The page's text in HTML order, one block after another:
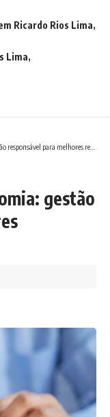
Ricardo Rios Lima
Lima
para melhores resultados
gestão